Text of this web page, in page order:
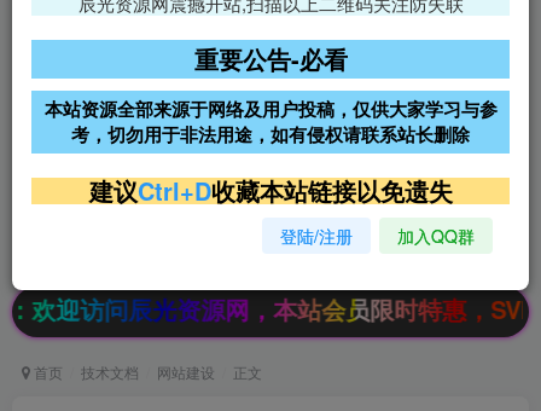
阿里云2核2G200M服务器68元/
年
雨云高防免备案服务器
超低价文字广告位招租 超低价文字广告位招租
超低价文字广告位招租
访问辰光资源网，本站会员限时特惠，SVIP终
首页 技术文档 网站建设 正文
重要公告-必看
本站资源全部来源于网络及用户投稿，仅供大家学习与参
考，切勿用于非法用途，如有侵权请联系站长删除
建议Ctrl+D收藏本站链接以免遗失
登陆/注册 加入QQ群